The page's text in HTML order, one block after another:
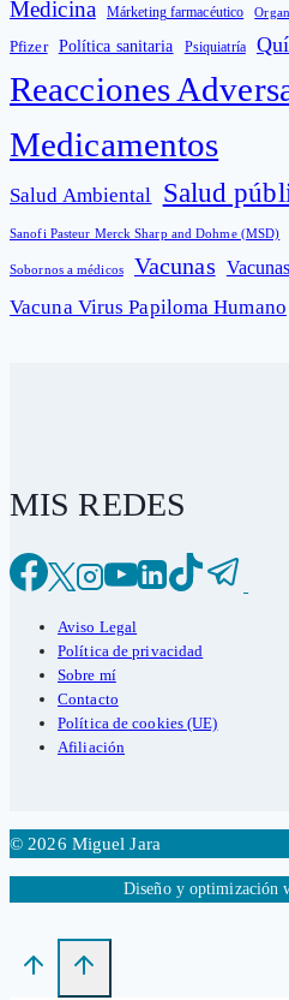
Medicina Márketing farmacéutico
Pfizer Política sanitaria Psiquiatría
Reacciones
Medicamentos
Salud Ambiental Salud
Sanofi Pasteur Merck Sharp and Dohme (MSD)
Sobornos a médicos Vacunas
Vacuna Virus Papiloma Humano
MIS REDES
Aviso Legal
Política de privacidad
Sobre mí
Contacto
Política de cookies (UE)
Afiliación
© 2026 Miguel Jara
Diseño y optimización